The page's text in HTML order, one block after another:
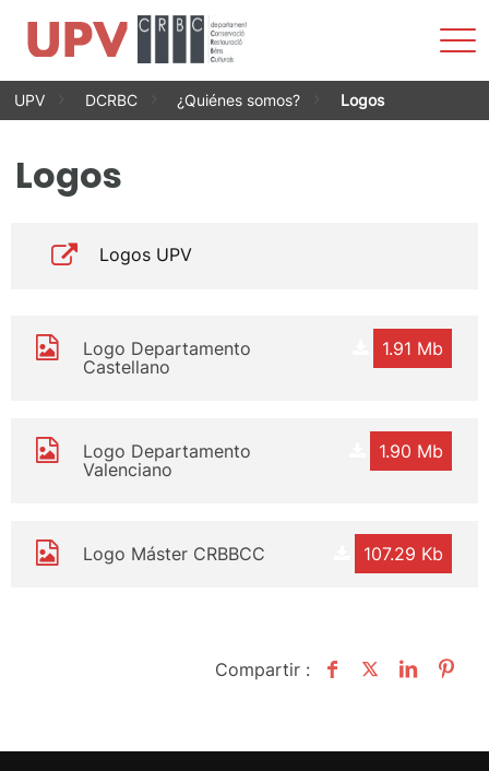
Saltar
UPV DCRBC ¿Quiénes somos? Logos
Logos
Logos UPV
1.91 Mb
Logo Departamento
Castellano
1.90 Mb
Logo Departamento
Valenciano
107.29 Kb
Logo Máster CRBBCC
Compartir :